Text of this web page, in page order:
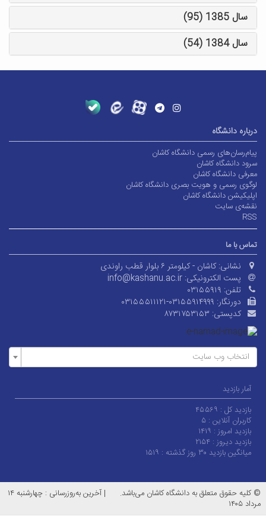
سال 1385 (95)
سال 1384 (54)
درباره دانشگاه
پیام‌رسان‌های رسمی دانشگاه کاشان
سرود دانشگاه کاشان
معرفی دانشگاه کاشان
لوگوی رسمی و هویت بصری دانشگاه کاشان
اپلیکیشن دانشگاه کاشان
نقشه‌ی سایت
RSS
تماس با ما
نشانی: کاشان - کیلومتر ۶ بلوار قطب راوندی
پست الکترونیکی: info@kashanu.ac.ir
تلفن: ۰۳۱۵۵۹۱۹
دورنگار: ۰۳۱۵۵۵۱۱۱۲۱-۰۳۱۵۵۹۱۴۹۹۹
کدپستی: ۸۷۳۱۷۵۳۱۵۳
انتخاب وب سایت
آمار بازدید
بازدید کل : ۴۵۵۶۹
کاربران آنلاین : ۵
بازدید امروز : ۱۴۱۹
بازدید دیروز : ۲۱۵۴
میانگین بازدید ۳۰ روز گذشته :
۱۵۱۹
© کلیه حقوق متعلق به دانشگاه کاشان می‌باشد. |
آخرین به‌روزرسانی : چهارشنبه ۱۴
مرداد ۱۴۰۵